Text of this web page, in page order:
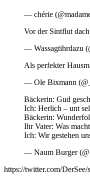
— chérie
Vor der Sintflut
— Wassagtihrdazu
Als perfekter
— Ole Bixmann
Bäckerin: Gud
Ich: Herlich – unt
Bäckerin:
Ihr Vater: Was
Ich: Wir gestehen
— Naum Burger
https://twitter.com/